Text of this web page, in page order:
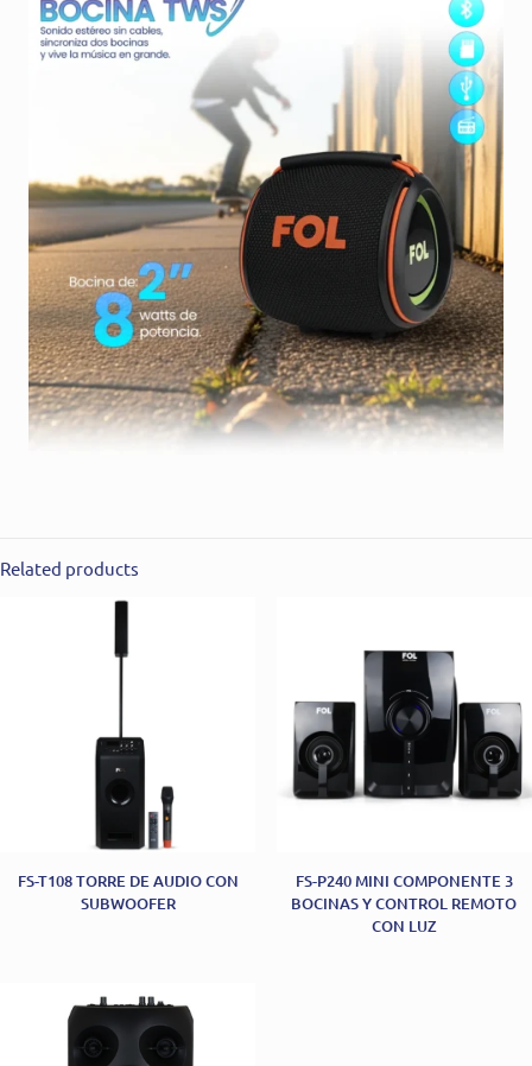
Related products
FS-T108 TORRE DE AUDIO CON
SUBWOOFER
FS-P240 MINI COMPONENTE 3
BOCINAS Y CONTROL REMOTO
CON LUZ